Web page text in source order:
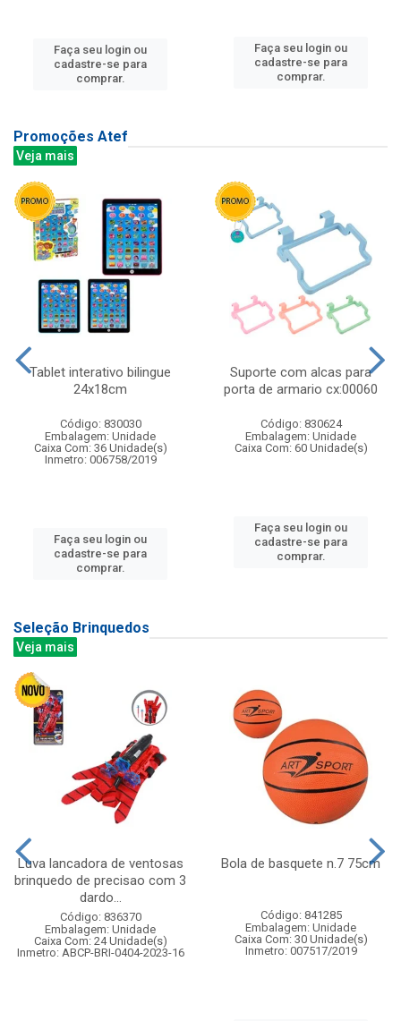
Faça seu login ou
cadastre-se para
comprar.
Faça seu login ou
cadastre-se para
comprar.
Promoções Atef
Veja mais
Tablet interativo bilingue
24x18cm
Código: 830030
Embalagem: Unidade
Caixa Com: 36 Unidade(s)
Inmetro: 006758/2019
Faça seu login ou
cadastre-se para
comprar.
Suporte com alcas para
porta de armario cx:00060
Código: 830624
Embalagem: Unidade
Caixa Com: 60 Unidade(s)
Faça seu login ou
cadastre-se para
comprar.
Seleção Brinquedos
Veja mais
Luva lancadora de ventosas
brinquedo de precisao com 3
dardo...
Código: 836370
Embalagem: Unidade
Caixa Com: 24 Unidade(s)
Inmetro: ABCP-BRI-0404-2023-16
Bola de basquete n.7 75cm
Código: 841285
Embalagem: Unidade
Caixa Com: 30 Unidade(s)
Inmetro: 007517/2019